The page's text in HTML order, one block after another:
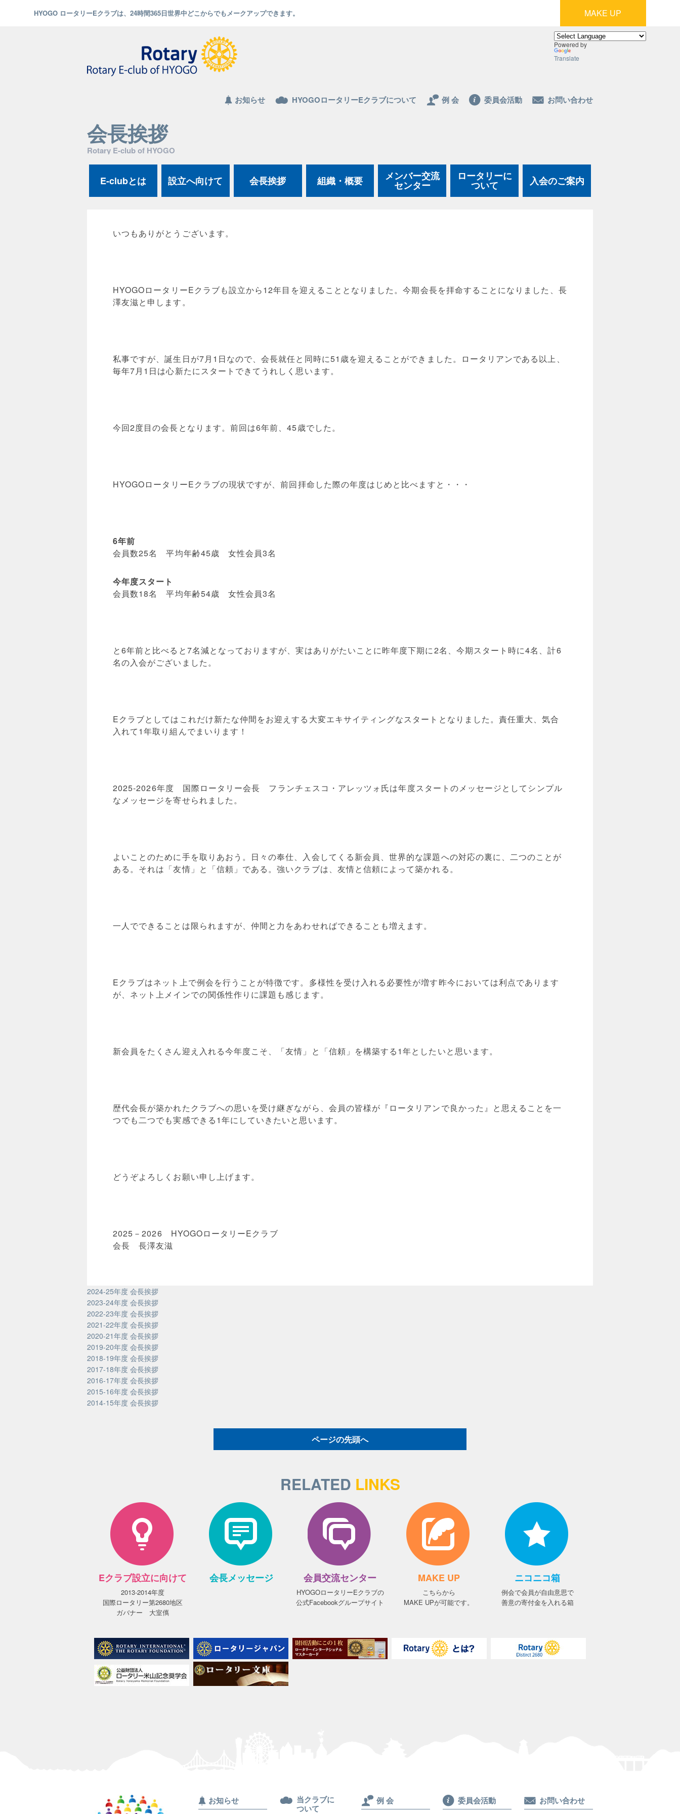
HYOGO ロータリーEクラブは、24時間365日世界中どこからでもメークアップできます。 MAKE UP
Powered by
Translate
お知らせ HYOGOロータリーEクラブについて 例 会 委員会活動 お問い合わせ
会長挨拶
Rotary E-club of HYOGO
E-clubとは 設立へ向けて 会長挨拶 組織・概要 メンバー交流
センター
ロータリーに
ついて 入会のご案内
いつもありがとうございます。
HYOGOロータリーEクラブも設立から12年目を迎えることとなりました。今期会長を拝命することになりました、長
澤友滋と申します。
私事ですが、誕生日が7月1日なので、会長就任と同時に51歳を迎えることができました。ロータリアンである以上、
毎年7月1日は心新たにスタートできてうれしく思います。
今回2度目の会長となります。前回は6年前、45歳でした。
HYOGOロータリーEクラブの現状ですが、前回拝命した際の年度はじめと比べますと・・・
6年前
会員数25名 平均年齢45歳 女性会員3名
今年度スタート
会員数18名 平均年齢54歳 女性会員3名
と6年前と比べると7名減となっておりますが、実はありがたいことに昨年度下期に2名、今期スタート時に4名、計6
名の入会がございました。
Eクラブとしてはこれだけ新たな仲間をお迎えする大変エキサイティングなスタートとなりました。責任重大、気合
入れて1年取り組んでまいります！
2025-2026年度 国際ロータリー会長 フランチェスコ・アレッツォ氏は年度スタートのメッセージとしてシンプル
なメッセージを寄せられました。
よいことのために手を取りあおう。日々の奉仕、入会してくる新会員、世界的な課題への対応の裏に、二つのことが
ある。それは「友情」と「信頼」である。強いクラブは、友情と信頼によって築かれる。
一人でできることは限られますが、仲間と力をあわせればできることも増えます。
Eクラブはネット上で例会を行うことが特徴です。多様性を受け入れる必要性が増す昨今においては利点であります
が、ネット上メインでの関係性作りに課題も感じます。
新会員をたくさん迎え入れる今年度こそ、「友情」と「信頼」を構築する1年としたいと思います。
歴代会長が築かれたクラブへの思いを受け継ぎながら、会員の皆様が『ロータリアンで良かった』と思えることを一
つでも二つでも実感できる1年にしていきたいと思います。
どうぞよろしくお願い申し上げます。
2025－2026 HYOGOロータリーEクラブ
会長 長澤友滋
2024-25年度 会長挨拶
2023-24年度 会長挨拶
2022-23年度 会長挨拶
2021-22年度 会長挨拶
2020-21年度 会長挨拶
2019-20年度 会長挨拶
2018-19年度 会長挨拶
2017-18年度 会長挨拶
2016-17年度 会長挨拶
2015-16年度 会長挨拶
2014-15年度 会長挨拶
ページの先頭へ
RELATED LINKS
Eクラブ設立に向けて
2013-2014年度
国際ロータリー第2680地区
ガバナー 大室㒞
会長メッセージ 会員交流センター
HYOGOロータリーEクラブの
公式Facebookグループサイト
MAKE UP
こちらから
MAKE UPが可能です。
ニコニコ箱
例会で会員が自由意思で
善意の寄付金を入れる箱
お知らせ
当クラブに
ついて
例 会 委員会活動 お問い合わせ